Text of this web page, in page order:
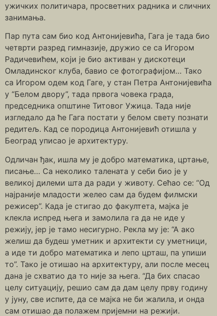
ужичких политичара, просветних радника и сличних
занимања.
Пар пута сам био код Антонијевића, Гага је тада био
четврти разред гимназије, дружио се са Игором
Радичевићем, који је био активан у дискотеци
Омладинског клуба, бавио се фотографијом… Тако
са Игором одем код Гаге, у стан Петра Антонијевића
у “Белом двору”, тада првога човека града,
председника општине Титовог Ужица. Тада није
изгледало да ће Гага постати у белом свету познати
редитељ. Кад се породица Антонијевић отишла у
Београд уписао је архитектуру.
Одличан ђак, ишла му је добро математика, цртање,
писање… Са неколико талената у себи био је у
великој дилеми шта да ради у животу. Сећао се: “Од
најраније младости желео сам да будем филмски
режисер”. Када је стигао до факултета, мајка је
клекла испред њега и замолила га да не иде у
режију, јер је тамо несигурно. Рекла му је: “А ако
желиш да будеш уметник и архитекти су уметници,
а иде ти добро математика и лепо црташ, па упиши
то”. Тако је отишао на архитектуру, али после месец
дана је схватио да то није за њега. “Да бих спасао
целу ситуацију, решио сам да дам целу прву годину
у јуну, све испите, да се мајка не би жалила, и онда
сам отишао да полажем пријемни на режији.